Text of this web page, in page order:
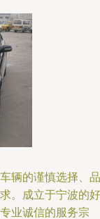
辆的谨慎选择、品
。成立于宁波的好
业诚信的服务宗